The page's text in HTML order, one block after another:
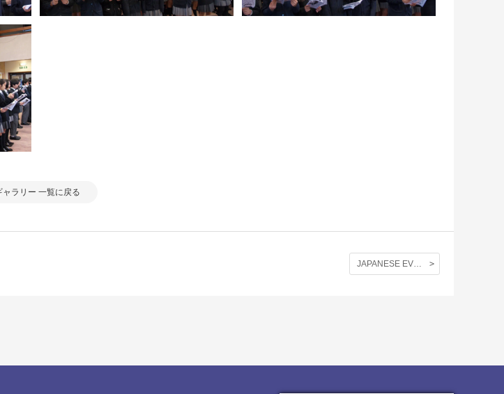
ャラリー 一覧に戻る
JAPANESE EVENING SADO 2012